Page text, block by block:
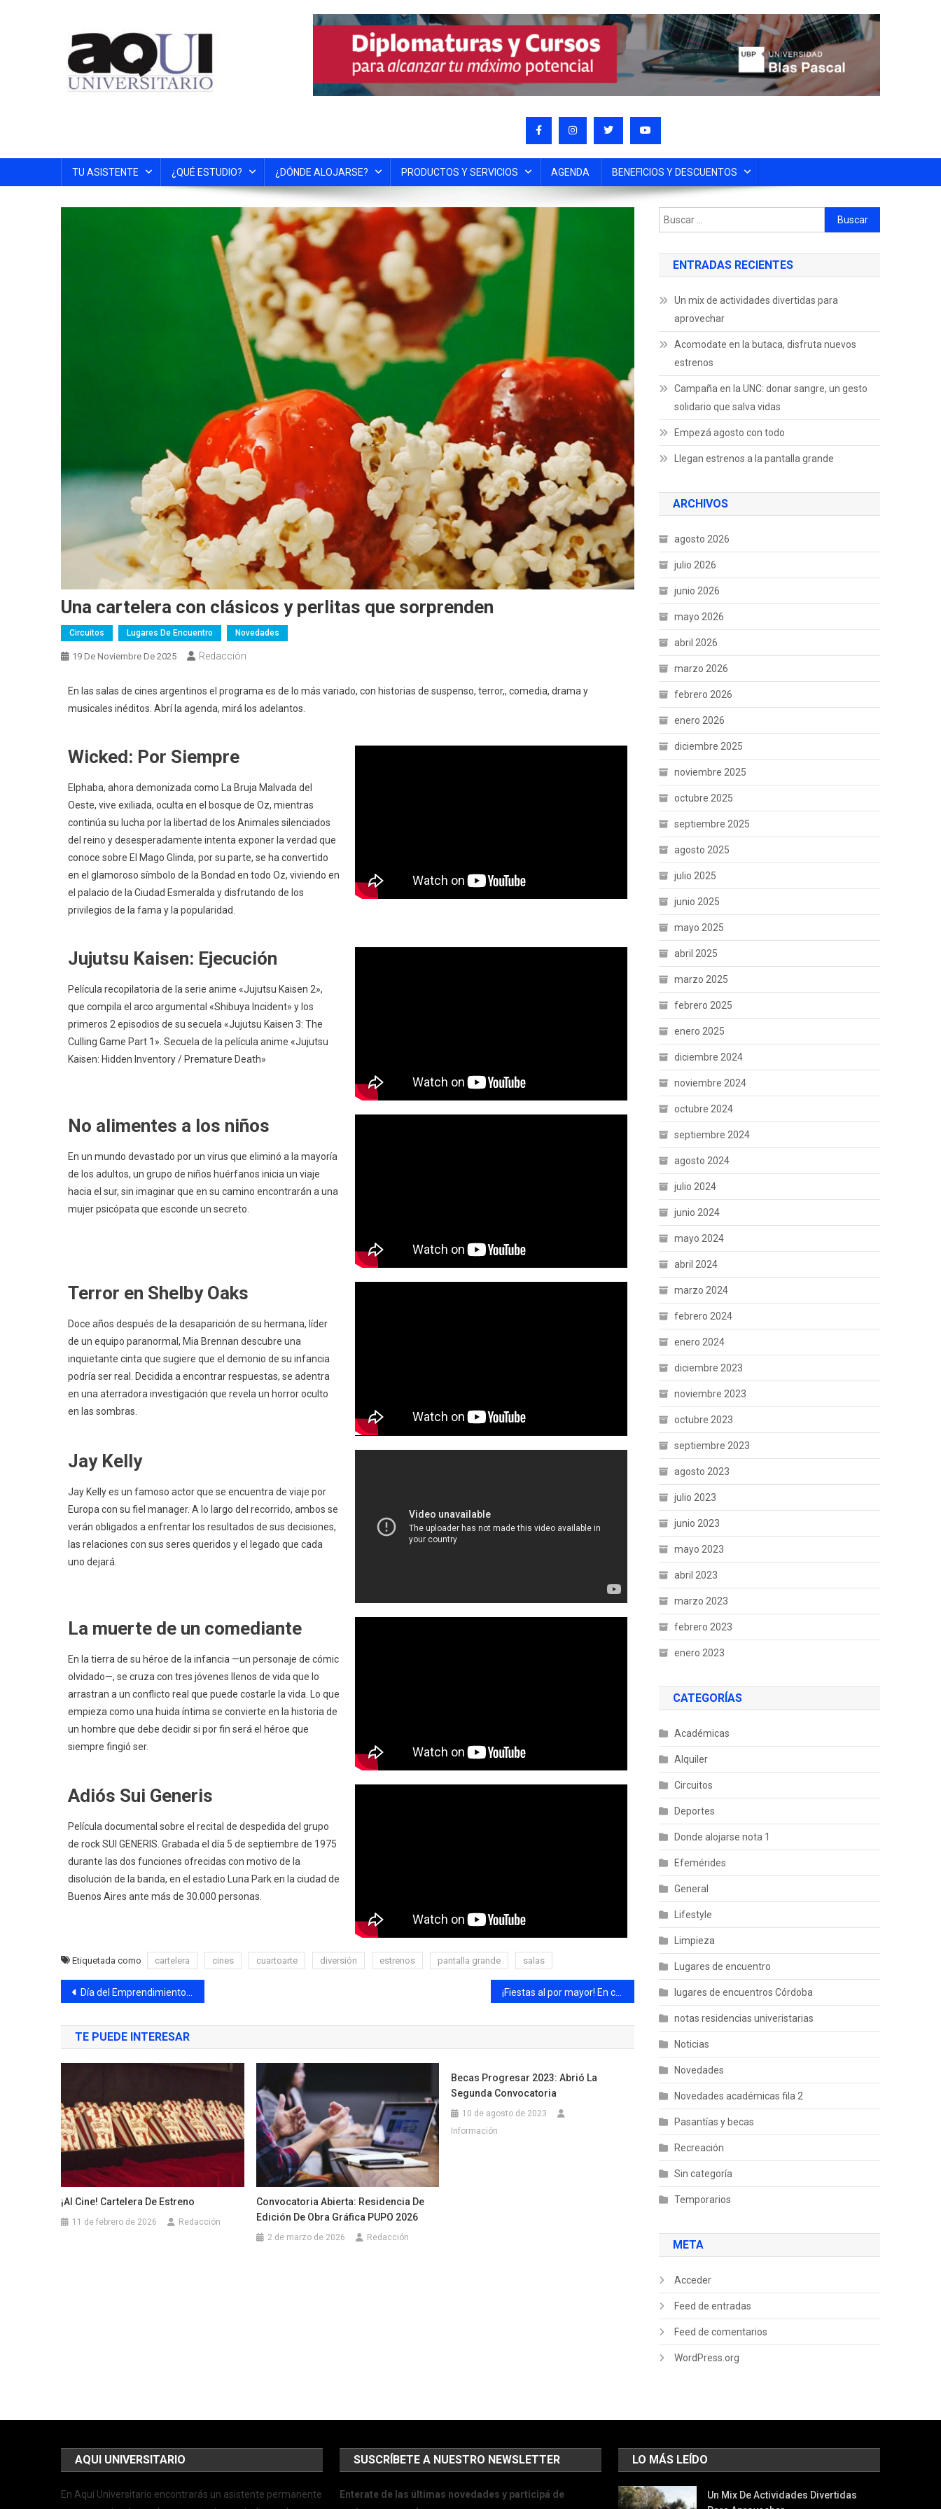
TU ASISTENTE ¿QUÉ ESTUDIO? ¿DÓNDE ALOJARSE? PRODUCTOS Y SERVICIOS AGENDA BENEFICIOS Y DESCUENTOS
Una cartelera con clásicos y perlitas que sorprenden
Circuitos Lugares De Encuentro Novedades
19 De Noviembre De 2025 Redacción
En las salas de cines argentinos el programa es de lo más variado, con historias de suspenso, terror,, comedia, drama y
musicales inéditos. Abrí la agenda, mirá los adelantos.
Wicked: Por Siempre
Elphaba, ahora demonizada como La Bruja Malvada del
Oeste, vive exiliada, oculta en el bosque de Oz, mientras
continúa su lucha por la libertad de los Animales silenciados
del reino y desesperadamente intenta exponer la verdad que
conoce sobre El Mago Glinda, por su parte, se ha convertido
en el glamoroso símbolo de la Bondad en todo Oz, viviendo en
el palacio de la Ciudad Esmeralda y disfrutando de los
privilegios de la fama y la popularidad.
Jujutsu Kaisen: Ejecución
Película recopilatoria de la serie anime «Jujutsu Kaisen 2»,
que compila el arco argumental «Shibuya Incident» y los
primeros 2 episodios de su secuela «Jujutsu Kaisen 3: The
Culling Game Part 1». Secuela de la película anime «Jujutsu
Kaisen: Hidden Inventory / Premature Death»
No alimentes a los niños
En un mundo devastado por un virus que eliminó a la mayoría
de los adultos, un grupo de niños huérfanos inicia un viaje
hacia el sur, sin imaginar que en su camino encontrarán a una
mujer psicópata que esconde un secreto.
Terror en Shelby Oaks
Doce años después de la desaparición de su hermana, líder
de un equipo paranormal, Mia Brennan descubre una
inquietante cinta que sugiere que el demonio de su infancia
podría ser real. Decidida a encontrar respuestas, se adentra
en una aterradora investigación que revela un horror oculto
en las sombras.
Jay Kelly
Jay Kelly es un famoso actor que se encuentra de viaje por
Europa con su fiel manager. A lo largo del recorrido, ambos se
verán obligados a enfrentar los resultados de sus decisiones,
las relaciones con sus seres queridos y el legado que cada
uno dejará.
La muerte de un comediante
En la tierra de su héroe de la infancia —un personaje de cómic
olvidado—, se cruza con tres jóvenes llenos de vida que lo
arrastran a un conflicto real que puede costarle la vida. Lo que
empieza como una huida íntima se convierte en la historia de
un hombre que debe decidir si por fin será el héroe que
siempre fingió ser.
Adiós Sui Generis
Película documental sobre el recital de despedida del grupo
de rock SUI GENERIS. Grabada el día 5 de septiembre de 1975
durante las dos funciones ofrecidas con motivo de la
disolución de la banda, en el estadio Luna Park en la ciudad de
Buenos Aires ante más de 30.000 personas.
Etiquetada como cartelera cines cuartoarte diversión estrenos pantalla grande salas
Día del Emprendimiento Junior de IE 2025
TE PUEDE INTERESAR
¡Al Cine! Cartelera De Estreno
11 de febrero de 2026 Redacción
Convocatoria Abierta: Residencia De
Edición De Obra Gráfica PUPO 2026
2 de marzo de 2026 Redacción
Becas Progresar 2023: Abrió La
Segunda Convocatoria
10 de agosto de 2023
Información
ENTRADAS RECIENTES
Un mix de actividades divertidas para
aprovechar
Acomodate en la butaca, disfruta nuevos
estrenos
Campaña en la UNC: donar sangre, un gesto
solidario que salva vidas
Empezá agosto con todo
Llegan estrenos a la pantalla grande
ARCHIVOS
agosto 2026
julio 2026
junio 2026
mayo 2026
abril 2026
marzo 2026
febrero 2026
enero 2026
diciembre 2025
noviembre 2025
octubre 2025
septiembre 2025
agosto 2025
julio 2025
junio 2025
mayo 2025
abril 2025
marzo 2025
febrero 2025
enero 2025
diciembre 2024
noviembre 2024
octubre 2024
septiembre 2024
agosto 2024
julio 2024
junio 2024
mayo 2024
abril 2024
marzo 2024
febrero 2024
enero 2024
diciembre 2023
noviembre 2023
octubre 2023
septiembre 2023
agosto 2023
julio 2023
junio 2023
mayo 2023
abril 2023
marzo 2023
febrero 2023
enero 2023
CATEGORÍAS
Académicas
Alquiler
Circuitos
Deportes
Donde alojarse nota 1
Efemérides
General
Lifestyle
Limpieza
Lugares de encuentro
lugares de encuentros Córdoba
notas residencias univeristarias
Noticias
Novedades
Novedades académicas fila 2
Pasantías y becas
Recreación
Sin categoría
Temporarios
META
Acceder
Feed de entradas
Feed de comentarios
WordPress.org
AQUI UNIVERSITARIO
En Aquí Universitario encontrarás un asistente permanente
SUSCRÍBETE A NUESTRO NEWSLETTER
Enterate de las últimas novedades y participá de
LO MÁS LEÍDO
Un Mix De Actividades Divertidas